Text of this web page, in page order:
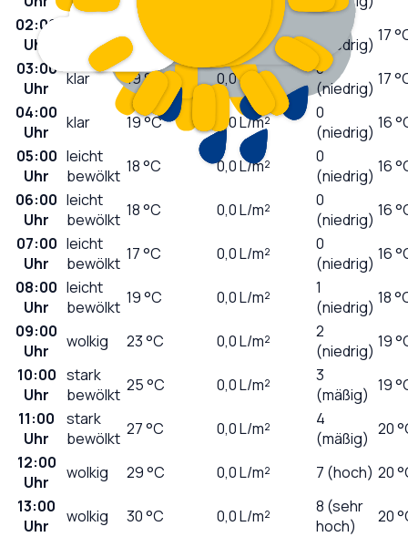
02:00
Uhr
20°C L/m²
(niedrig) 17
03:00
Uhr
klar 19°C 0,0L/m²
0
(niedrig) 17
04:00
Uhr
klar 19°C 0,0L/m²
0
(niedrig) 16
05:00
Uhr
leicht
bewölkt 18°C 0,0L/m²
0
(niedrig) 16
06:00
Uhr
leicht
bewölkt 18°C 0,0L/m²
0
(niedrig) 16
07:00
Uhr
leicht
bewölkt 17°C 0,0L/m²
0
(niedrig) 16
08:00
Uhr
leicht
bewölkt 19°C 0,0L/m²
1
(niedrig) 18
09:00
Uhr
wolkig 23°C 0,0L/m²
2
(niedrig) 19
10:00
Uhr
stark
bewölkt 25°C 0,0L/m²
3
(mäßig) 19
11:00
Uhr
stark
bewölkt 27°C 0,0L/m²
4
(mäßig) 20
12:00
Uhr
wolkig 29°C 0,0L/m² 7 (hoch) 20
13:00
Uhr
wolkig 30°C 0,0L/m²
8 (sehr
hoch)
20